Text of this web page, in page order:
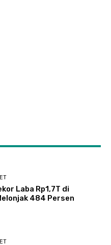
Laba Rp1,7T di
484 Persen